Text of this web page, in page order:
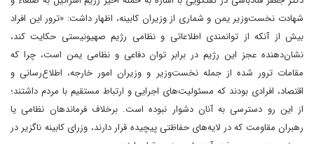
شهادت نخست‌وزیر یمن و شماری از وزیران کابینه، اظهار داشت: «ترور این افراد
بیش از آنکه از توانمندی اطلاعاتی و نظامی رژیم صهیونیستی حکایت کند،
نشان‌دهنده عجز این رژیم در برابر توان دفاعی و نظامی یمن است، چرا که
مقامات ترور شده از جمله نخست‌وزیر و وزیران امور خارجه، اطلاع‌رسانی و
اقتصاد، افرادی بودند که مسئولیت‌های اجرایی و ارتباط مستقیم با مردم داشتند؛
از این رو دسترسی به آنان دشوار نبوده است. برخلاف فرماندهان نظامی یا
رهبران مقاومت که در لایه‌های حفاظتی پیچیده قرار دارند، وزرای کابینه ناگزیر در